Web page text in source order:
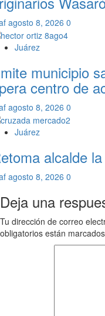
agosto 8, 2026 0
Juárez
municipio
centro de
agosto 8, 2026 0
Juárez
alcalde
agosto 8, 2026 0
Deja una
Tu dirección de correo
obligatorios están